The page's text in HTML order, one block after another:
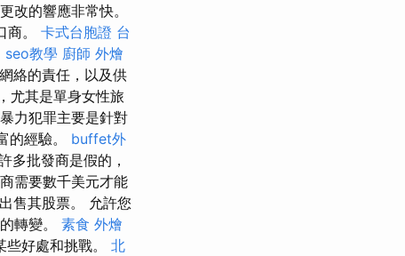
改的響應非常快。
。 卡式台胞證 台
seo教學 廚師 外燴
絡的責任，以及供
尤其是單身女性旅
力犯罪主要是針對
的經驗。 buffet外
多批發商是假的，
需要數千美元才能
售其股票。 允許您
轉變。 素食 外燴
好處和挑戰。 北